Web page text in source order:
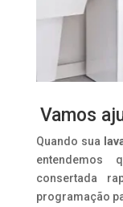
Vamos
Quando sua
entendemos
consertada
programação